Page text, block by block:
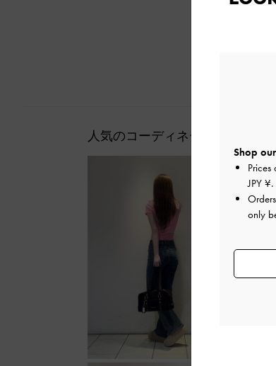
デザインヒール
人気のコーディネート
Shop
JPY ¥.
only